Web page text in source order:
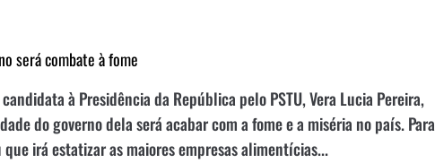
será combate à fome
à Presidência da República pelo PSTU, Vera Lucia Pereira,
do governo dela será acabar com a fome e a miséria no país. Para
irá estatizar as maiores empresas alimentícias...